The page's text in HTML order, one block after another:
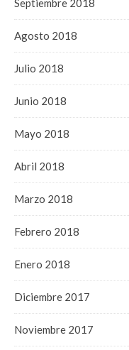
Septiembre 2018
Agosto 2018
Julio 2018
Junio 2018
Mayo 2018
Abril 2018
Marzo 2018
Febrero 2018
Enero 2018
Diciembre 2017
Noviembre 2017